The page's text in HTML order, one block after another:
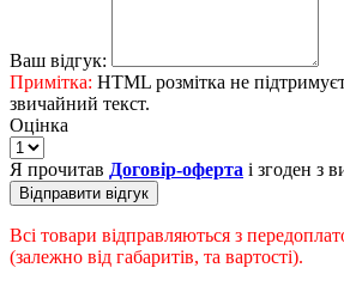
Ваш відгук:
Примітка: HTML розмітка не
звичайний текст.
Оцінка
Я прочитав Договір-оферта і згоден з
Відправити відгук
Всі товари відправляються з
(залежно від габаритів, та вартості).